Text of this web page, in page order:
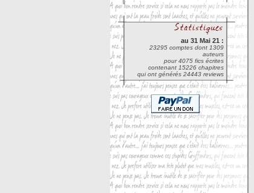
au 31 Mai 21 :
23295 comptes dont 1309
auteurs
pour 4075 fics écrites
contenant 15226 chapitres
qui ont générés 24443 reviews